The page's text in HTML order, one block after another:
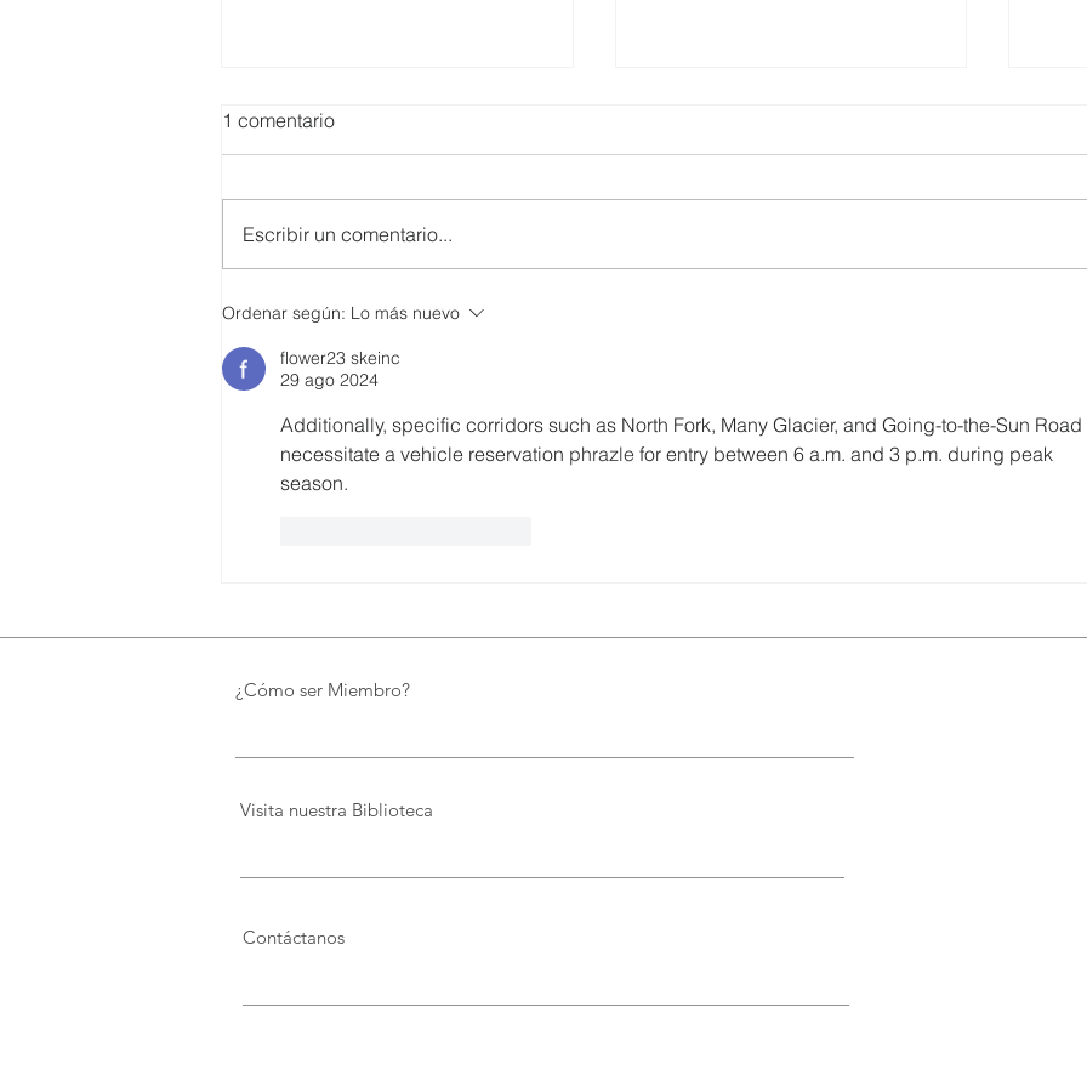
El Clúster de Inclusión Social
sobre salud mental y finanzas
junto a la Cooperativa29 de
Octubre,como parte de las
Mesas Intersectoriales que
desarrolla con la
1 comentario
Escribir un comentario...
Ordenar según: Lo más nuevo
flower23 skeinc
29 ago 2024
Additionally, specific corridors such as North Fork, Many Glacier, and Going-to-the-Sun Road
necessitate a vehicle reservation phrazle for entry between 6 a.m. and 3 p.m. during peak
season.
¿Cómo ser Miembro?
Visita nuestra Biblioteca
Contáctanos